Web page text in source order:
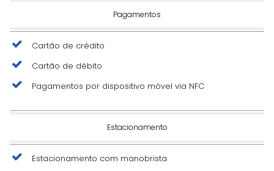
Pagamentos
Cartão de crédito
Cartão de débito
Pagamentos por dispositivo móvel via NFC
Estacionamento
Estacionamento com manobrista